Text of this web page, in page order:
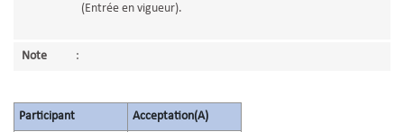
(Entrée en vigueur).
Note :
Participant Acceptation(A)